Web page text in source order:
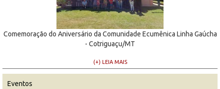
Comemoração do Aniversário da Comunidade Ecumênica Linha Gaúcha
- Cotriguaçu/MT
(+) LEIA MAIS
Eventos